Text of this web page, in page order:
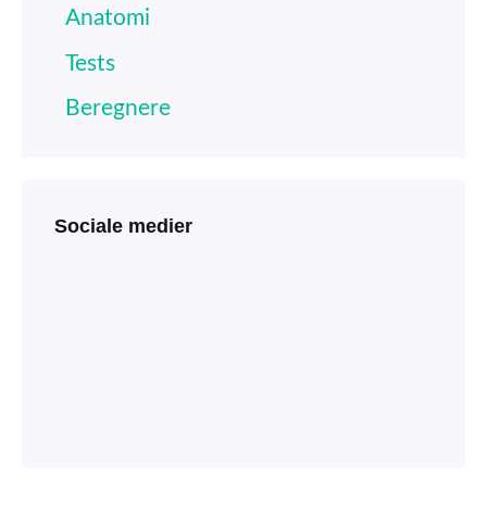
Anatomi
Tests
Beregnere
Sociale medier